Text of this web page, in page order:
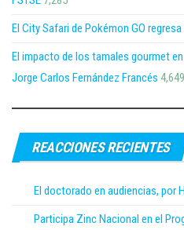
El City Safari de Pokémon GO
El impacto de los tamales gourmet
Jorge Carlos Fernández Francés 4,649
REACCIONES RECIENTES
El doctorado en audiencias, por
Participa Zinc Nacional en el